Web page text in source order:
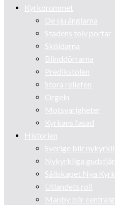
Kyrkorummet
De sju änglarna
Stadens tolv portar
Sköldarna
Blinddörrarna
Predikstolen
Stora reliefen
Orgeln
Motsvarigheter
Kyrkans fasad
Historien
Sverige blir
Nykyrkliga
Sällskapet Nya
Utlandets roll
Manby blir